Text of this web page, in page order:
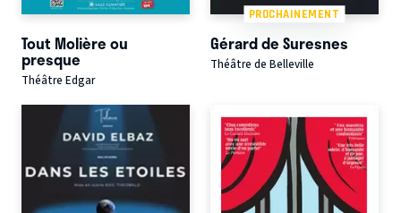
Tout Molière ou
presque
Théâtre Edgar
PROCHAINEMENT
Gérard de Suresnes
Théâtre de Belleville